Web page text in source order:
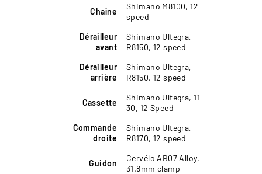
Chaîne
Shimano M8100, 12
speed
Dérailleur
avant
Shimano Ultegra,
R8150, 12 speed
Dérailleur
arrière
Shimano Ultegra,
R8150, 12 speed
Cassette
Shimano Ultegra, 11-
30, 12 Speed
Commande
droite
Shimano Ultegra,
R8170, 12 speed
Guidon
Cervélo AB07 Alloy,
31.8mm clamp